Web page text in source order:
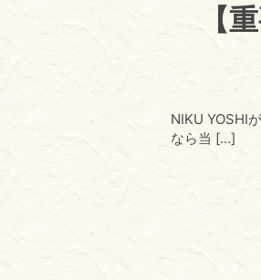
【
NIKU YOSHI
なら当 […]